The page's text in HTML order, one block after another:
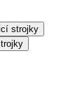
strojky